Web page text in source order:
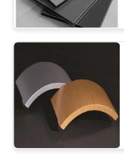
ПО
ЗАВОДУ
КОНТРОЛЬ
КАЧЕСТВА